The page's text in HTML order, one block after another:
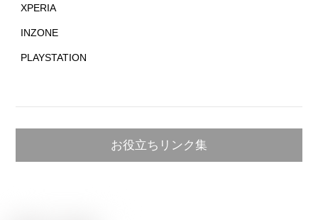
XPERIA
INZONE
PLAYSTATION
お役立ちリンク集